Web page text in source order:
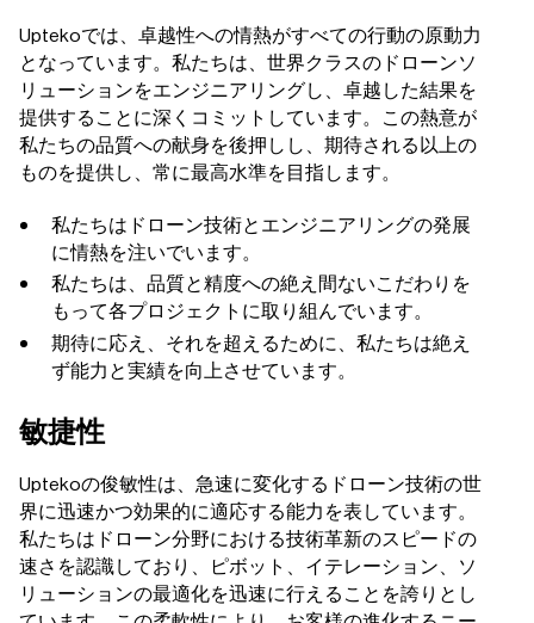
Uptekoでは、卓越性への情熱がすべての行動の原動力
となっています。私たちは、世界クラスのドローンソ
リューションをエンジニアリングし、卓越した結果を
提供することに深くコミットしています。この熱意が
私たちの品質への献身を後押しし、期待される以上の
ものを提供し、常に最高水準を目指します。
私たちはドローン技術とエンジニアリングの発展
に情熱を注いでいます。
私たちは、品質と精度への絶え間ないこだわりを
もって各プロジェクトに取り組んでいます。
期待に応え、それを超えるために、私たちは絶え
ず能力と実績を向上させています。
敏捷性
Uptekoの俊敏性は、急速に変化するドローン技術の世
界に迅速かつ効果的に適応する能力を表しています。
私たちはドローン分野における技術革新のスピードの
速さを認識しており、ピボット、イテレーション、ソ
リューションの最適化を迅速に行えることを誇りとし